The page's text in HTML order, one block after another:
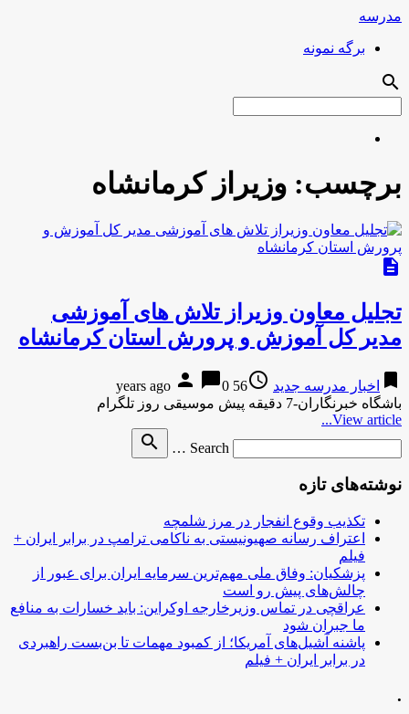
مدرسه
برگه نمونه
search
برچسب: وزیراز کرمانشاه
description
تجلیل معاون وزیراز تلاش های آموزشی
مدیر کل آموزش و پرورش استان کرمانشاه
bookmark اخبار مدرسه جدید access_time
56 years ago
person chat_bubble0
باشگاه خبرنگاران-7 دقیقه پیش موسیقی روز تلگرام
View article...
Search …
search
نوشته‌های تازه
تکذیب وقوع انفجار در مرز شلمچه
اعتراف رسانه صهیونیستی به ناکامی ترامپ در برابر ایران +
فیلم
پزشکیان: وفاق ملی مهم‌ترین سرمایه ایران برای عبور از
چالش‌های پیش رو است
عراقچی در تماس وزیرخارجه اوکراین: باید خسارات به منافع
ما جبران شود
پاشنه آشیل‌های آمریکا؛ از کمبود مهمات تا بن‌بست راهبردی
در برابر ایران + فیلم
.